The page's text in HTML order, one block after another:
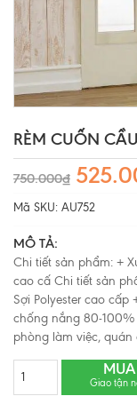
RÈM CUỐN
750.000₫
Mã SKU: AU752
MÔ TẢ:
Chi tiết sản phẩm: +
cao cấ Chi tiết sản
Sợi Polyester cao cấp
chống nắng 80-
phòng làm việc,
Giao tận